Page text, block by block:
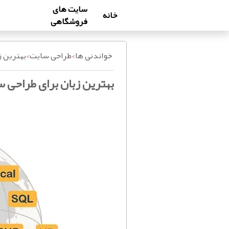
خانه سایت های
فروشگاهی
خواندنی ها>طراحی سایت>
بهترین زبان برای